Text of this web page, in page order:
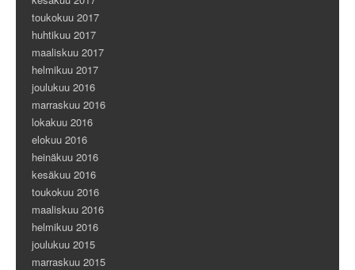
toukokuu 2017
huhtikuu 2017
maaliskuu 2017
helmikuu 2017
joulukuu 2016
marraskuu 2016
lokakuu 2016
elokuu 2016
heinäkuu 2016
kesäkuu 2016
toukokuu 2016
maaliskuu 2016
helmikuu 2016
joulukuu 2015
marraskuu 2015